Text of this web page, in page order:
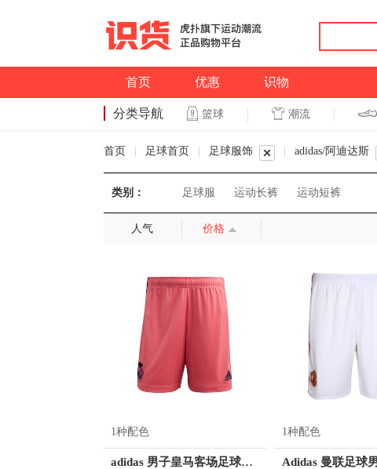
首页 优惠 识物
分类导航 篮球 潮流
首页 足球首页 足球服饰 adidas/阿迪达斯
类别： 足球服 运动长裤 运动短裤
人气 价格
1种配色
adidas 男子皇马客场足球运动短裤 GI6465
1种配色